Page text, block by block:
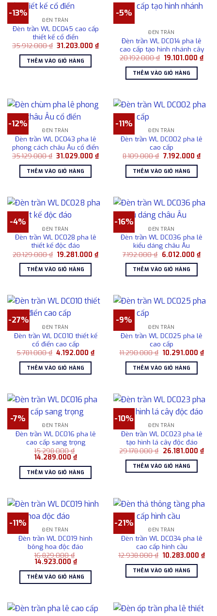
-13%
ĐÈN TRẦN
Đèn trần WL DC045 cao cấp
thiết kế cổ điển
35.912.000₫ Giá
là:
35.912.000 ₫.
31.203.000₫Giá
hiện
31.203.000 ₫.
THÊM VÀO GIỎ HÀNG
-5%
ĐÈN TRẦN
Đèn trần WL DC014 pha lê
cao cấp tạo hình nhánh cây
20.192.000₫ Giá
là:
20.192.000 ₫.
19.101.000₫Giá
hiện
THÊM VÀO GIỎ HÀNG
-12%
ĐÈN TRẦN
Đèn trần WL DC043 pha lê
phong cách châu Âu cổ điển
35.129.000₫ Giá
là:
35.129.000 ₫.
31.029.000₫Giá
hiện
31.029.000 ₫.
THÊM VÀO GIỎ HÀNG
-11%
ĐÈN TRẦN
Đèn trần WL DC002 pha lê
cao cấp
8.109.000₫ Giá
là:
8.109.000 ₫.
7.192.000 ₫Giá
hiện
THÊM VÀO GIỎ HÀNG
-4%
ĐÈN TRẦN
Đèn trần WL DC028 pha lê
thiết kế độc đáo
20.129.000₫ Giá
là:
20.129.000 ₫.
19.281.000₫Giá
hiện
19.281.000 ₫.
THÊM VÀO GIỎ HÀNG
-16%
ĐÈN TRẦN
Đèn trần WL DC036 pha lê
kiểu dáng châu Âu
7.192.000₫ Giá
là:
7.192.000 ₫.
6.012.000 ₫Giá
hiện
THÊM VÀO GIỎ HÀNG
-27%
ĐÈN TRẦN
Đèn trần WL DC010 thiết kế
cổ điển cao cấp
5.781.000₫ Giá
là:
5.781.000 ₫.
4.192.000₫Giá
hiện
4.192.000 ₫.
THÊM VÀO GIỎ HÀNG
-9%
ĐÈN TRẦN
Đèn trần WL DC025 pha lê
cao cấp
11.290.000₫ Giá
là:
11.290.000 ₫.
10.291.000₫Giá
hiện
THÊM VÀO GIỎ HÀNG
-7%
ĐÈN TRẦN
Đèn trần WL DC016 pha lê
cao cấp sang trọng
15.298.000₫
Giá
là:
15.298.000 ₫.
14.289.000 ₫Giá
hiện
tại
là:
14.289.000 ₫.
THÊM VÀO GIỎ HÀNG
-10%
ĐÈN TRẦN
Đèn trần WL DC023 pha lê
tạo hình lá cây độc đáo
29.178.000₫ Giá
là:
29.178.000 ₫.
26.181.000 ₫Giá
hiện
THÊM VÀO GIỎ HÀNG
-11%
ĐÈN TRẦN
Đèn trần WL DC019 hình
bông hoa độc đáo
16.829.000₫
Giá
là:
16.829.000 ₫.
14.923.000 ₫Giá
tại
là:
14.923.000 ₫.
THÊM VÀO GIỎ HÀNG
-21%
ĐÈN TRẦN
Đèn trần WL DC034 pha lê
cao cấp hình cầu
12.938.000₫ Giá
là:
12.938.000 ₫.
10.283.000₫Giá
THÊM VÀO GIỎ HÀNG